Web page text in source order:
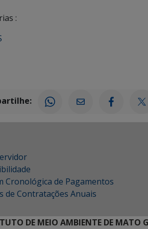
:
Cronológica de Pagamentos
de Contratações Anuais
DE MEIO AMBIENTE DE MATO